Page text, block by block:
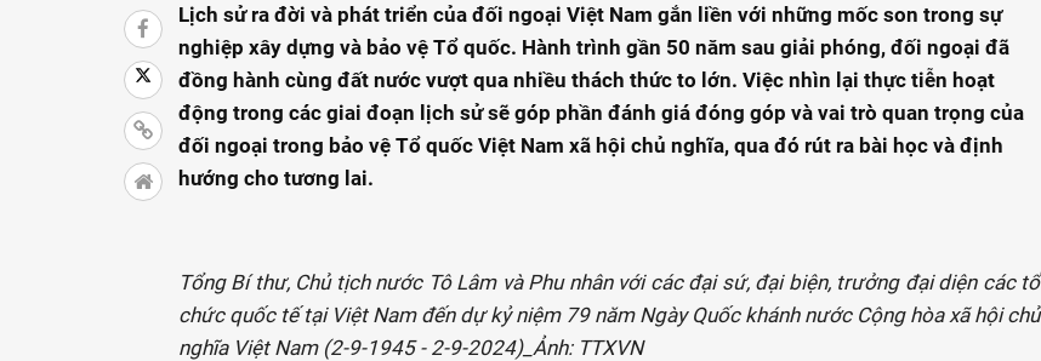
Lịch sử ra đời và phát triển của đối ngoại Việt Nam gắn liền với những mốc son trong sự
nghiệp xây dựng và bảo vệ Tổ quốc. Hành trình gần 50 năm sau giải phóng, đối ngoại đã
đồng hành cùng đất nước vượt qua nhiều thách thức to lớn. Việc nhìn lại thực tiễn hoạt
động trong các giai đoạn lịch sử sẽ góp phần đánh giá đóng góp và vai trò quan trọng của
đối ngoại trong bảo vệ Tổ quốc Việt Nam xã hội chủ nghĩa, qua đó rút ra bài học và định
hướng cho tương lai.
Tổng Bí thư, Chủ tịch nước Tô Lâm và Phu nhân với các đại sứ, đại biện, trưởng đại diện các tổ
chức quốc tế tại Việt Nam đến dự kỷ niệm 79 năm Ngày Quốc khánh nước Cộng hòa xã hội chủ
nghĩa Việt Nam (2-9-1945 - 2-9-2024)_Ảnh: TTXVN